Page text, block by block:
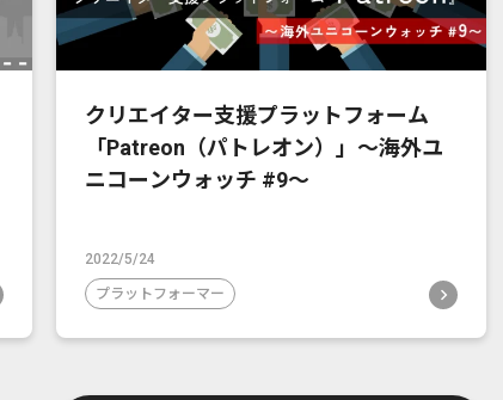
クリエイター支援プラットフォーム
「Patreon（パトレオン）」〜海外ユ
ニコーンウォッチ #9〜
2022/5/24
プラットフォーマー